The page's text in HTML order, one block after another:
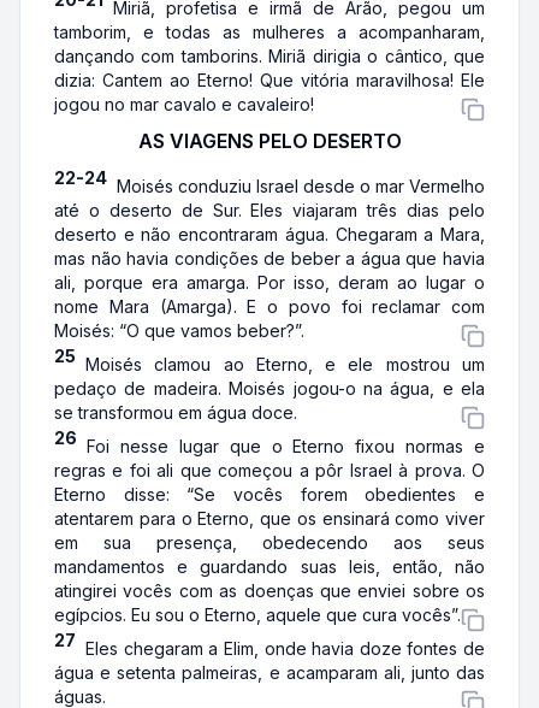
Miriã, profetisa e irmã de Arão, pegou um
tamborim, e todas as mulheres a acompanharam,
dançando com tamborins. Miriã dirigia o cântico, que
dizia: Cantem ao Eterno! Que vitória maravilhosa! Ele
jogou no mar cavalo e cavaleiro!
AS VIAGENS PELO DESERTO
22-24 Moisés conduziu Israel desde o mar Vermelho
até o deserto de Sur. Eles viajaram três dias pelo
deserto e não encontraram água. Chegaram a Mara,
mas não havia condições de beber a água que havia
ali, porque era amarga. Por isso, deram ao lugar o
nome Mara (Amarga). E o povo foi reclamar com
Moisés: “O que vamos beber?”.
25 Moisés clamou ao Eterno, e ele mostrou um
pedaço de madeira. Moisés jogou-o na água, e ela
se transformou em água doce.
26 Foi nesse lugar que o Eterno fixou normas e
regras e foi ali que começou a pôr Israel à prova. O
Eterno disse: “Se vocês forem obedientes e
atentarem para o Eterno, que os ensinará como viver
em sua presença, obedecendo aos seus
mandamentos e guardando suas leis, então, não
atingirei vocês com as doenças que enviei sobre os
egípcios. Eu sou o Eterno, aquele que cura vocês”.
27 Eles chegaram a Elim, onde havia doze fontes de
água e setenta palmeiras, e acamparam ali, junto das
águas.